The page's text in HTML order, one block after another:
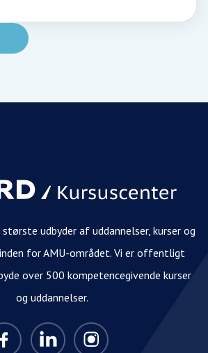
udbyder af uddannelser, kurser og
for AMU-området. Vi er offentligt
over 500 kompetencegivende kurser
og uddannelser.